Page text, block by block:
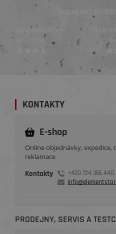
Naposled
Ověřený zákazník
Před 3 týdny
KONTAKTY
E-shop
Online objednávky, expedice,
reklamace
Kontakty
+420 724 366 440
PRODEJNY, SERVIS A